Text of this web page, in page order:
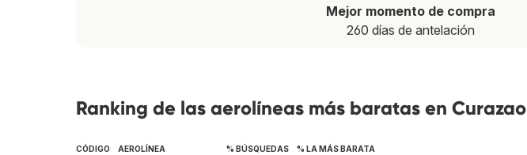
Mejor momento de compra
260 días de antelación
Ranking de las aerolíneas más baratas en Curazao
CÓDIGO AEROLÍNEA % BÚSQUEDAS % LA MÁS BARATA